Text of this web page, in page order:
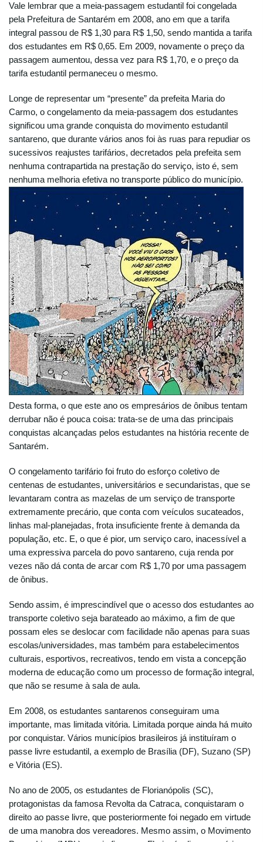
Vale lembrar que a meia-passagem estudantil foi congelada
pela Prefeitura de Santarém em 2008, ano em que a tarifa
integral passou de R$ 1,30 para R$ 1,50, sendo mantida a tarifa
dos estudantes em R$ 0,65. Em 2009, novamente o preço da
passagem aumentou, dessa vez para R$ 1,70, e o preço da
tarifa estudantil permaneceu o mesmo.
Longe de representar um “presente” da prefeita Maria do
Carmo, o congelamento da meia-passagem dos estudantes
significou uma grande conquista do movimento estudantil
santareno, que durante vários anos foi às ruas para repudiar os
sucessivos reajustes tarifários, decretados pela prefeita sem
nenhuma contrapartida na prestação do serviço, isto é, sem
nenhuma melhoria efetiva no transporte público do município.
Desta forma, o que este ano os empresários de ônibus tentam
derrubar não é pouca coisa: trata-se de uma das principais
conquistas alcançadas pelos estudantes na história recente de
Santarém.
O congelamento tarifário foi fruto do esforço coletivo de
centenas de estudantes, universitários e secundaristas, que se
levantaram contra as mazelas de um serviço de transporte
extremamente precário, que conta com veículos sucateados,
linhas mal-planejadas, frota insuficiente frente à demanda da
população, etc. E, o que é pior, um serviço caro, inacessível a
uma expressiva parcela do povo santareno, cuja renda por
vezes não dá conta de arcar com R$ 1,70 por uma passagem
de ônibus.
Sendo assim, é imprescindível que o acesso dos estudantes ao
transporte coletivo seja barateado ao máximo, a fim de que
possam eles se deslocar com facilidade não apenas para suas
escolas/universidades, mas também para estabelecimentos
culturais, esportivos, recreativos, tendo em vista a concepção
moderna de educação como um processo de formação integral,
que não se resume à sala de aula.
Em 2008, os estudantes santarenos conseguiram uma
importante, mas limitada vitória. Limitada porque ainda há muito
por conquistar. Vários municípios brasileiros já instituíram o
passe livre estudantil, a exemplo de Brasília (DF), Suzano (SP)
e Vitória (ES).
No ano de 2005, os estudantes de Florianópolis (SC),
protagonistas da famosa Revolta da Catraca, conquistaram o
direito ao passe livre, que posteriormente foi negado em virtude
de uma manobra dos vereadores. Mesmo assim, o Movimento